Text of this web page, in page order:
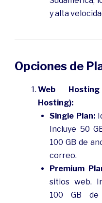
y alta
Opciones de
Web
Hosting):
Single Plan:
Incluye 50
100 GB de
correo.
Premium
sitios web.
100 GB de